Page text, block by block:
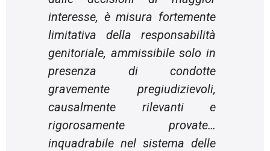
interesse, è misura fortemente
limitativa della responsabilità
genitoriale, ammissibile solo in
presenza di condotte
gravemente pregiudizievoli,
causalmente rilevanti e
rigorosamente provate…
inquadrabile nel sistema delle